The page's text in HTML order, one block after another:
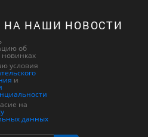
НАШИ НОВОСТИ
об
условия
и
на
данных